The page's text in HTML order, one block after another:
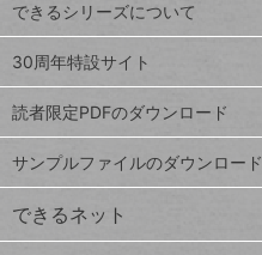
Google
スプレ
ッドシ
ート
iPhone
VLOOKUP
ト
ッ
プ
ペ
ジ
連載
できるシリーズについて
30周年特設サイト
読者限定PDFのダウンロード
サンプルファイルのダウンロード
できるネット